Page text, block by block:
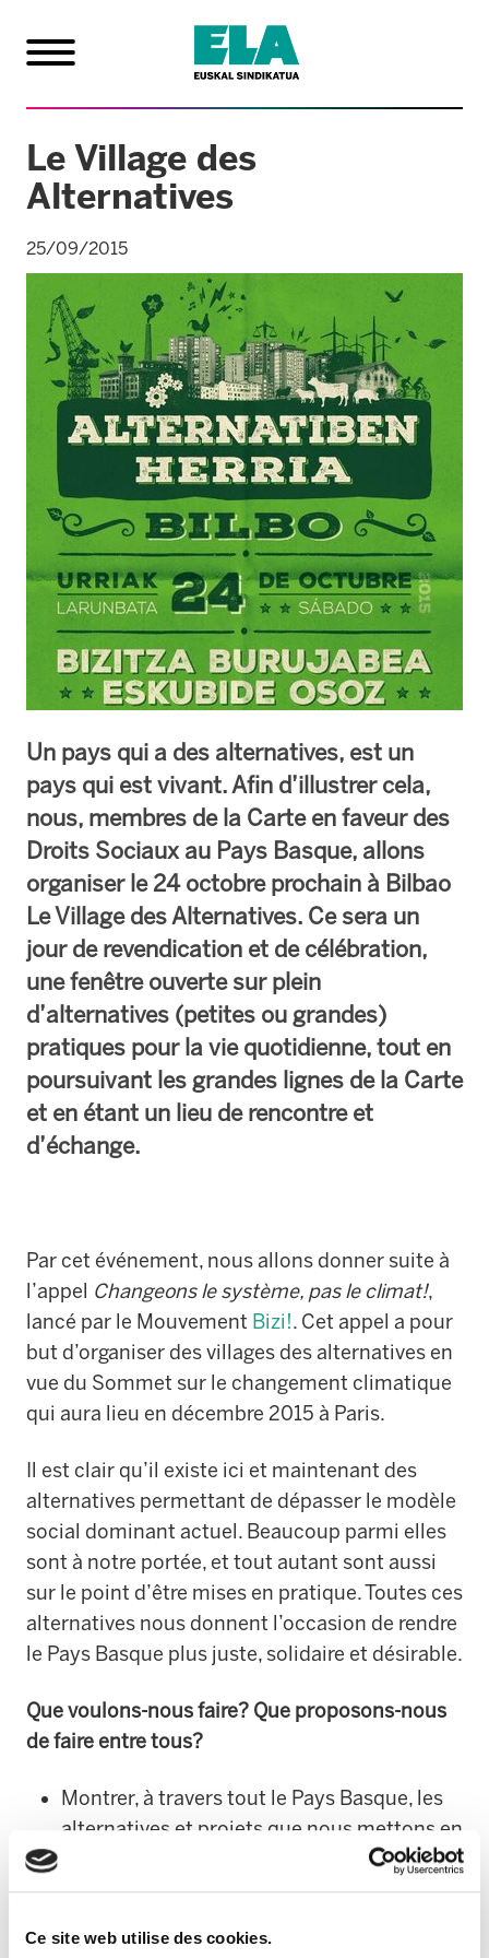
Ce site web utilise des cookies.
Le Village des
Alternatives
25/09/2015
Un pays qui a des alternatives, est un
pays qui est vivant. Afin d’illustrer cela,
nous, membres de la Carte en faveur des
Droits Sociaux au Pays Basque, allons
organiser le 24 octobre prochain à Bilbao
Le Village des Alternatives. Ce sera un
jour de revendication et de célébration,
une fenêtre ouverte sur plein
d’alternatives (petites ou grandes)
pratiques pour la vie quotidienne, tout en
poursuivant les grandes lignes de la Carte
et en étant un lieu de rencontre et
d’échange.
Par cet événement, nous allons donner suite à
l’appel Changeons le système, pas le climat!,
lancé par le Mouvement Bizi!. Cet appel a pour
but d’organiser des villages des alternatives en
vue du Sommet sur le changement climatique
qui aura lieu en décembre 2015 à Paris.
Il est clair qu’il existe ici et maintenant des
alternatives permettant de dépasser le modèle
social dominant actuel. Beaucoup parmi elles
sont à notre portée, et tout autant sont aussi
sur le point d’être mises en pratique. Toutes ces
alternatives nous donnent l’occasion de rendre
le Pays Basque plus juste, solidaire et désirable.
Que voulons-nous faire? Que proposons-nous
de faire entre tous?
Montrer, à travers tout le Pays Basque, les
alternatives et projets que nous mettons en
avant à chacun dans sa commune, son
quartier, son groupe… Et, tout en
l’information, nous renforçons la